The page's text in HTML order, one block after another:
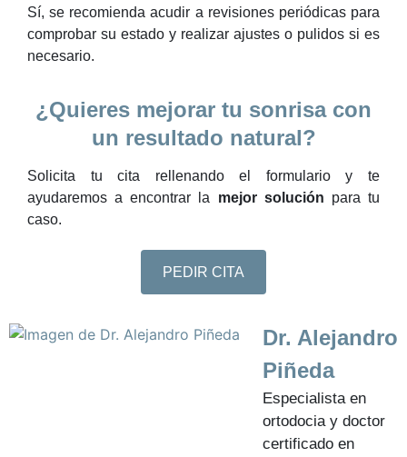
Sí, se recomienda acudir a revisiones periódicas para
comprobar su estado y realizar ajustes o pulidos si es
necesario.
¿Quieres mejorar tu sonrisa con
un resultado natural?
Solicita tu cita rellenando el formulario y te
ayudaremos a encontrar la mejor solución para tu
caso.
PEDIR CITA
Dr. Alejandro
Piñeda
Especialista en
ortodocia y doctor
certificado en